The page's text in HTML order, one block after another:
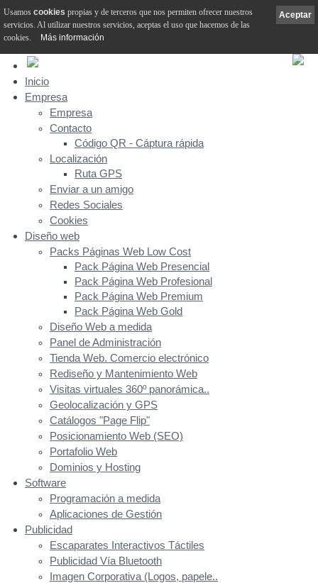
Inicio
Empresa
Empresa
Contacto
Código QR - Cáptura rápida
Localización
Ruta GPS
Enviar a un amigo
Redes Sociales
Cookies
Diseño web
Packs Páginas Web Low Cost
Pack Página Web Presencial
Pack Página Web Profesional
Pack Página Web Premium
Pack Página Web Gold
Diseño Web a medida
Panel de Administración
Tienda Web. Comercio electrónico
Rediseño y Mantenimiento Web
Visitas virtuales 360º panorámica..
Geolocalización y GPS
Catálogos "Page Flip"
Posicionamiento Web (SEO)
Portafolio Web
Dominios y Hosting
Software
Programación a medida
Aplicaciones de Gestión
Publicidad
Escaparates Interactivos Táctiles
Publicidad Vía Bluetooth
Imagen Corporativa (Logos, papele..
Aceptar
Usamos cookies propias y de terceros que nos permiten ofrecer nuestros
servicios. Al utilizar nuestros servicios, aceptas el uso que hacemos de las
cookies.
Más información